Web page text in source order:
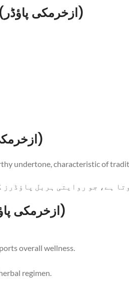
Substitutes for Izkhar Makki Powder (ازخرمکی پاؤڈر)
Taste of Izkhar Makki Powder (ازخرمکی پاؤڈر)
undertone, characteristic of
ہے، جو روایتی ہربل پاؤڈرز
FAQs about Izkhar Makki Powder (ازخرمکی پاؤڈر)
overall wellness.
regimen.